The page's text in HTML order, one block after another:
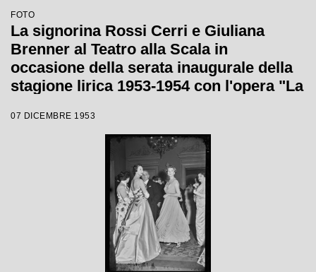
FOTO
La signorina Rossi Cerri e Giuliana
Brenner al Teatro alla Scala in
occasione della serata inaugurale della
stagione lirica 1953-1954 con l'opera "La
Carlo Maria Giulini, con la regia di
Tatiana Pavlova
07 DICEMBRE 1953